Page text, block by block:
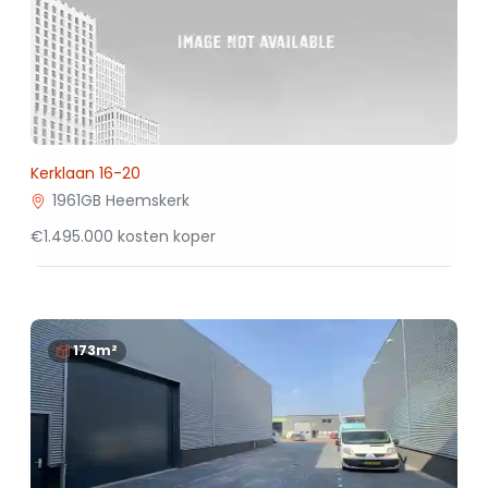
Kerklaan 16-20
1961GB Heemskerk
€1.495.000 kosten koper
173m²